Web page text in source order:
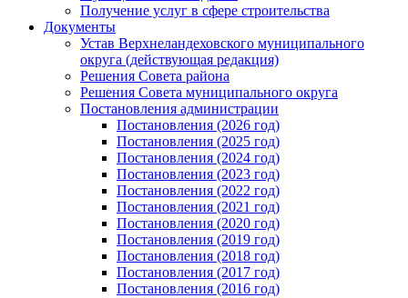
Получение услуг в сфере строительства
Документы
Устав Верхнеландеховского муниципального
округа (действующая редакция)
Решения Совета района
Решения Совета муниципального округа
Постановления администрации
Постановления (2026 год)
Постановления (2025 год)
Постановления (2024 год)
Постановления (2023 год)
Постановления (2022 год)
Постановления (2021 год)
Постановления (2020 год)
Постановления (2019 год)
Постановления (2018 год)
Постановления (2017 год)
Постановления (2016 год)